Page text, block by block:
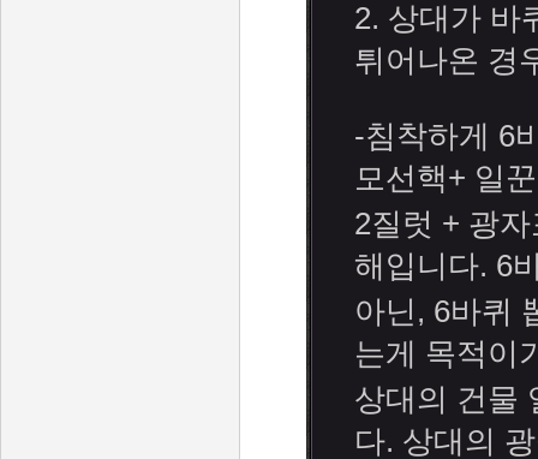
2. 상대가 바
튀어나온 경
-침착하게 6
모선핵+ 일
2질럿 + 광
해입니다. 6
아닌, 6바퀴
는게 목적이
상대의 건물
다. 상대의